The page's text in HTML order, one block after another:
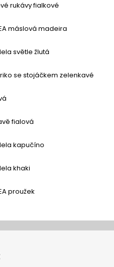
rukávy fialkové
máslová madeira
světle žlutá
se stojáčkem zelenkavé
fialová
kapučíno
khaki
proužek